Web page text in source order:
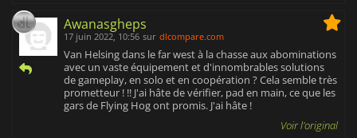
Awanasgheps
17 juin 2022, 10:56 sur dlcompare.com
Van Helsing dans le far west à la chasse aux abominations
avec un vaste équipement et d'innombrables solutions
de gameplay, en solo et en coopération ? Cela semble très
prometteur ! !! J'ai hâte de vérifier, pad en main, ce que les
gars de Flying Hog ont promis. J'ai hâte !
Voir l'original